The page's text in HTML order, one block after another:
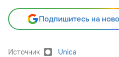
Подпишитесь на
Источник Unica